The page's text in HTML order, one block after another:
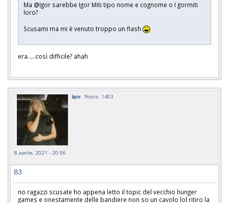
Ma @Igor sarebbe Igor Miti tipo nome e cognome o I gormiti
loro?
Scusami ma mi è venuto troppo un flash
era.....così difficile? ahah
Igor Posts: 1403
8 aprile, 2021 - 20:56
83
no ragazzi scusate ho appena letto il topic del vecchio hunger
games e onestamente delle bandiere non so un cavolo lol ritiro la